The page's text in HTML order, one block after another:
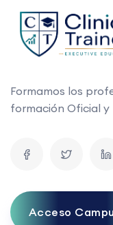
Formamos los
formación Oficial
Acceso